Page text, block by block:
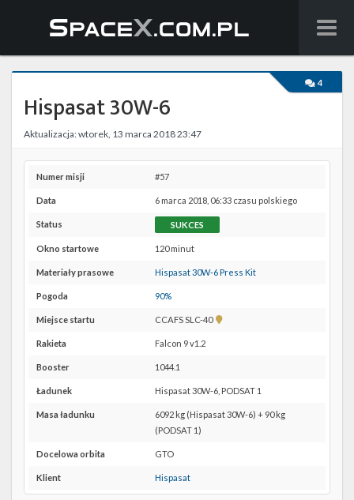
Wiadomości
Baza wiedzy
Starlink
Starship
Na żywo
Facebook
Kalendarze
4
Hispasat 30W-6
Aktualizacja: wtorek, 13 marca 2018 23:47
Numer misji #57
Data 6 marca 2018, 06:33 czasu polskiego
Status SUKCES
Okno startowe 120 minut
Materiały prasowe Hispasat 30W-6 Press Kit
Pogoda 90%
Miejsce startu CCAFS SLC-40
Pokaż
Google
Maps
Rakieta Falcon 9 v1.2
Booster 1044.1
Ładunek Hispasat 30W-6, PODSAT 1
Masa ładunku
6092 kg (Hispasat 30W-6) + 90 kg
(PODSAT 1)
Docelowa orbita GTO
Klient Hispasat